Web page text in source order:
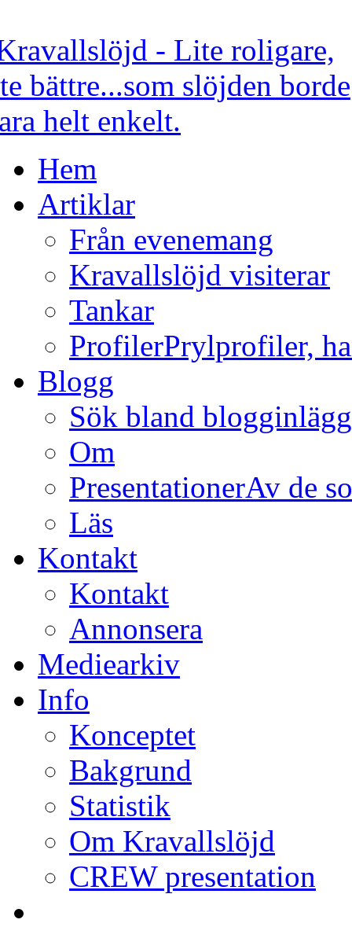
Hem
Artiklar
Från evenemang
Kravallslöjd visiterar
Tankar
ProfilerPrylprofiler,
Blogg
Sök bland
Om
PresentationerAv de
Läs
Kontakt
Kontakt
Annonsera
Mediearkiv
Info
Konceptet
Bakgrund
Statistik
Om Kravallslöjd
CREW presentation